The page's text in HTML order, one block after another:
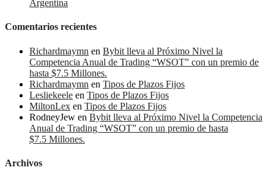
Argentina
Comentarios recientes
Richardmaymn en Bybit lleva al Próximo Nivel la
Competencia Anual de Trading “WSOT” con un premio de
hasta $7.5 Millones.
Richardmaymn en Tipos de Plazos Fijos
Lesliekeele en Tipos de Plazos Fijos
MiltonLex en Tipos de Plazos Fijos
RodneyJew en Bybit lleva al Próximo Nivel la Competencia
Anual de Trading “WSOT” con un premio de hasta
$7.5 Millones.
Archivos